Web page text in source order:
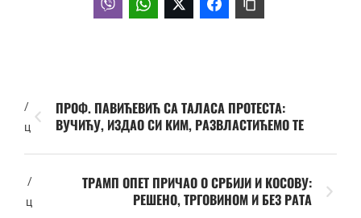
/
ц
ПРОФ. ПАВИЋЕВИЋ СА ТАЛАСА ПРОТЕСТА:
ВУЧИЋУ, ИЗДАО СИ КИМ, РАЗВЛАСТИЋЕМО ТЕ
/
ц
ТРАМП ОПЕТ ПРИЧАО О СРБИЈИ И КОСОВУ:
РЕШЕНО, ТРГОВИНОМ И БЕЗ РАТА